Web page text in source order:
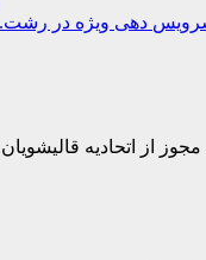
سرویس دهی ویژه در رشت.
از اتحادیه